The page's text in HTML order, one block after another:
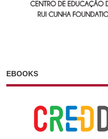
EBOOKS